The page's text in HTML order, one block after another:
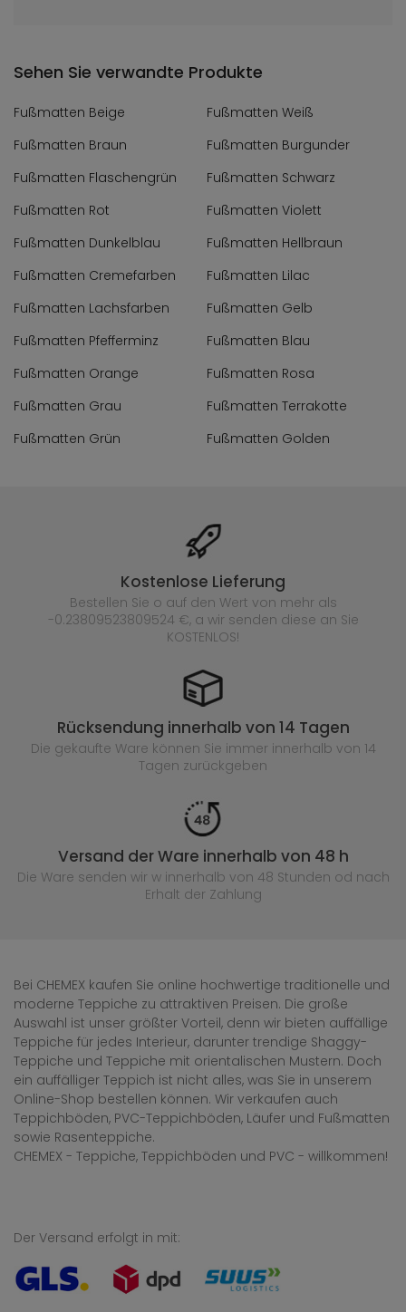
Sehen Sie verwandte Produkte
Fußmatten Beige
Fußmatten Weiß
Fußmatten Braun
Fußmatten Burgunder
Fußmatten Flaschengrün
Fußmatten Schwarz
Fußmatten Rot
Fußmatten Violett
Fußmatten Dunkelblau
Fußmatten Hellbraun
Fußmatten Cremefarben
Fußmatten Lilac
Fußmatten Lachsfarben
Fußmatten Gelb
Fußmatten Pfefferminz
Fußmatten Blau
Fußmatten Orange
Fußmatten Rosa
Fußmatten Grau
Fußmatten Terrakotte
Fußmatten Grün
Fußmatten Golden
Kostenlose Lieferung
Bestellen Sie o auf den Wert von mehr als
-0.23809523809524 €, a wir senden diese an Sie
KOSTENLOS!
Rücksendung innerhalb von 14 Tagen
Die gekaufte Ware können Sie immer innerhalb von 14
Tagen zurückgeben
Versand der Ware innerhalb von 48 h
Die Ware senden wir w innerhalb von 48 Stunden od nach
Erhalt der Zahlung
Bei CHEMEX kaufen Sie online hochwertige traditionelle und
moderne Teppiche zu attraktiven Preisen. Die große
Auswahl ist unser größter Vorteil, denn wir bieten auffällige
Teppiche für jedes Interieur, darunter trendige Shaggy-
Teppiche und Teppiche mit orientalischen Mustern. Doch
ein auffälliger Teppich ist nicht alles, was Sie in unserem
Online-Shop bestellen können. Wir verkaufen auch
Teppichböden, PVC-Teppichböden, Läufer und Fußmatten
sowie Rasenteppiche.
CHEMEX - Teppiche, Teppichböden und PVC - willkommen!
Der Versand erfolgt in mit: